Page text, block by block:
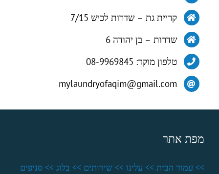
קריית גת – שדרות לכיש 7/15
שדרות – בן יהודה 6
טלפון מוקד: 08-9969845
mylaundryofaqim@gmail.com
מפת אתר
>> עמוד הבית >> עלינו >> שירותים >> בלוג >> סניפים